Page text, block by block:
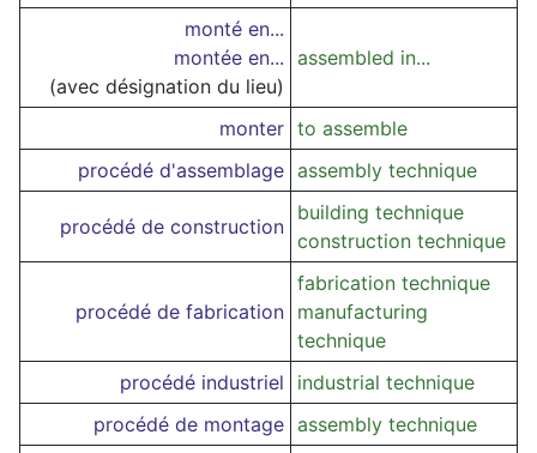
monté en...
montée en...
(avec désignation du lieu)
assembled in...
monter to assemble
procédé d'assemblage assembly technique
procédé de construction
building technique
construction technique
procédé de fabrication
fabrication technique
manufacturing
technique
procédé industriel
industrial technique
procédé de montage assembly technique